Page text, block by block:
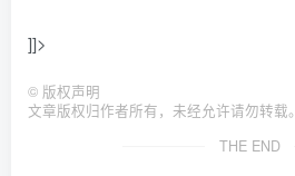
]]>
© 版权声明
文章版权归作者所有，未经允许请勿转载。
THE END